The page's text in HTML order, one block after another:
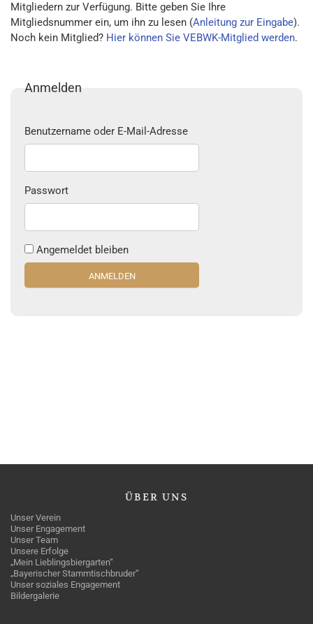
Mitgliedern zur Verfügung. Bitte geben Sie Ihre
Mitgliedsnummer ein, um ihn zu lesen (Anleitung zur Eingabe).
Noch kein Mitglied? Hier können Sie VEBWK-Mitglied werden.
Anmelden
Benutzername oder E-Mail-Adresse
Passwort
Angemeldet bleiben
ÜBER UNS
Unser Verein
Unser Engagement
Unser Team
Unsere Erfolge
„Mein Lieblingsbiergarten“
„Bayerischer Stammtischbruder“
Unser soziales Engagement
Bildergalerie